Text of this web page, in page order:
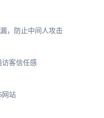
，防止中间人攻击
访客信任感
网站